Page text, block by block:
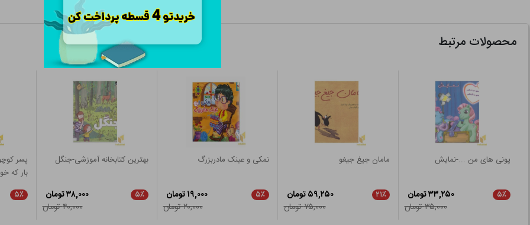
محصولات مرتبط
پونی های من ...-نمایش
۵٪
۳۳,۲۵۰ تومان
۳۵,۰۰۰ تومان
مامان جیغ جیغو
۲۱٪
۵۹,۲۵۰ تومان
۷۵,۰۰۰ تومان
نمکی و عینک مادربزرگ
۵٪
۱۹,۰۰۰ تومان
۲۰,۰۰۰ تومان
بهترین کتابخانه آموزشی-جنگل
۵٪
۳۸,۰۰۰ تومان
۴۰,۰۰۰ تومان
بار که
۵٪